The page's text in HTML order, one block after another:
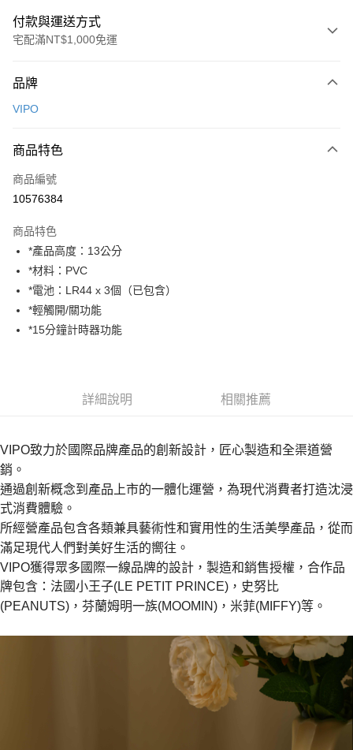
付款與運送方式
宅配滿NT$1,000免運
信用卡一次付款
Apple Pay
街口支付
Google Pay
全盈+PAY
大哥付你分期
相關說明
【大哥付你分期使用說明】
3.實際核准額度、可分期數及費用金額請依後續交易確認頁面所載為準。
法說明評估內容。
醒簡訊。
2.透過簡訊連結打開帳單後，可選擇「超商條碼／台灣大直營門市／銀行轉
【注意事項】
1.本服務係由「台灣大哥大股份有限公司」（以下簡稱本公司）所提供，讓
用戶於交易時，得透過本服務購買商品或服務，並由商店將買賣／分期付款
買賣價金債權讓與本公司後，依約使用本公司帳單繳交帳款。
2.基於同意付款使用「大哥付你分期」之契約關係目的，商店將以您的個人
3.完整用戶服務條款，請詳閱以下連結：https://oppay.tw/userRule
AFTEE先享後付是「在收到商品之後才付款」的支付方式。 讓您購物簡單
３．安心：先確認商品／服務後，再付款。
【「AFTEE先享後付」結帳流程】
１．於結帳方式選擇「AFTEE先享後付」後，將跳轉至「AFTEE先享後付」
結帳頁面，進行簡訊認證並確認金額後，即可完成結帳。
２．訂單成立數日內，您將收到繳費通知簡訊。
３．收到繳費通知簡訊後14天內，點擊此簡訊中的連結，可透過四大超商／
ATM／網路銀行／等多元方式進行付款，方視為交易完成。
※ 請注意：結帳手續完成當下不需立刻繳費，但若您需要取消訂單，請聯絡
購買商品的店家。未經商家同意取消之訂單仍視為有效，需透過AFTEE先享
後付繳納相關費用。
※ 交易是否成功請以「AFTEE先享後付 」之結帳頁面顯示為準，若有關於
客戶支援中心」https://netprotections.freshdesk.com/support/home
１．透過由恩沛科技股份有限公司提供之「AFTEE先享後付」服務完成之交
易，需依本服務之必要範圍內提供個人資料，並將交易相關給付款項請求債
宅配
每筆NT$100，滿NT$1,000(含以上)免運費
品牌
VIPO
商品特色
商品編號
10576384
商品特色
*產品高度：13公分
*材料：PVC
*電池：LR44 x 3個（已包含）
*輕觸開/關功能
*15分鐘計時器功能
詳細說明 相關推薦
VIPO致力於國際品牌產品的創新設計，匠心製造和全渠道營
銷。
通過創新概念到產品上市的一體化運營，為現代消費者打造沈浸
式消費體驗。
所經營產品包含各類兼具藝術性和實用性的生活美學產品，從而
滿足現代人們對美好生活的嚮往。
VIPO獲得眾多國際一線品牌的設計，製造和銷售授權，合作品
牌包含：法國小王子(LE PETIT PRINCE)，史努比
(PEANUTS)，芬蘭姆明一族(MOOMIN)，米菲(MIFFY)等。